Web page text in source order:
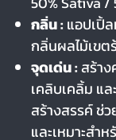
กลิ่น : แอปเปิ้
กลิ่นผลไม้เขต
จุดเด่น :สร้า
เคลิบเคลิ้ม แ
สร้างสรรค์ ช่
และเหมาะสำ